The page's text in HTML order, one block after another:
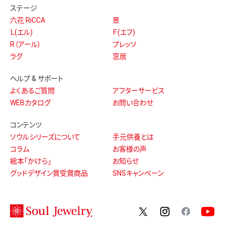
ステージ
六花 RiCCA
景
Ｌ(エル)
Ｆ(エフ)
R（アール）
プレッソ
ラグ
窓居
ヘルプ & サポート
よくあるご質問
アフターサービス
WEBカタログ
お問い合わせ
コンテンツ
ソウルシリーズについて
手元供養とは
コラム
お客様の声
絵本「かけら」
お知らせ
グッドデザイン賞受賞商品
SNSキャンペーン
twitterinstagram